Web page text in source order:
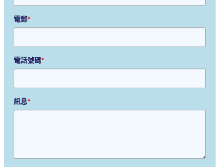
電郵*
電話號碼*
訊息*